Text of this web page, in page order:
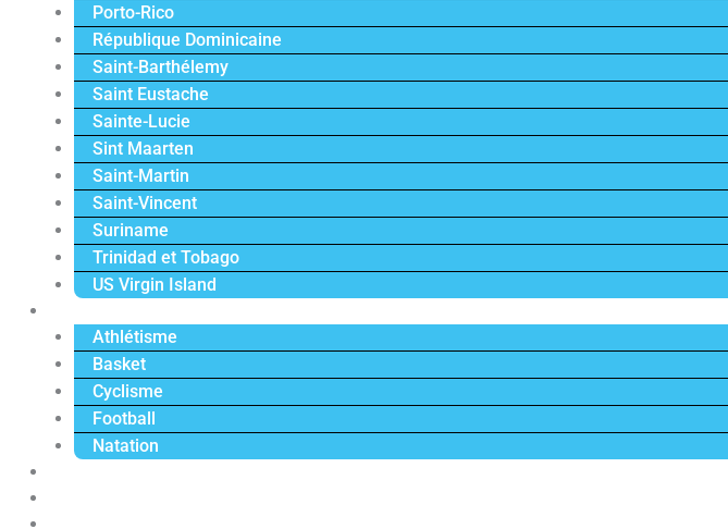
Porto-Rico
République Dominicaine
Saint-Barthélemy
Saint Eustache
Sainte-Lucie
Sint Maarten
Saint-Martin
Saint-Vincent
Suriname
Trinidad et Tobago
US Virgin Island
Athlétisme
Basket
Cyclisme
Football
Natation